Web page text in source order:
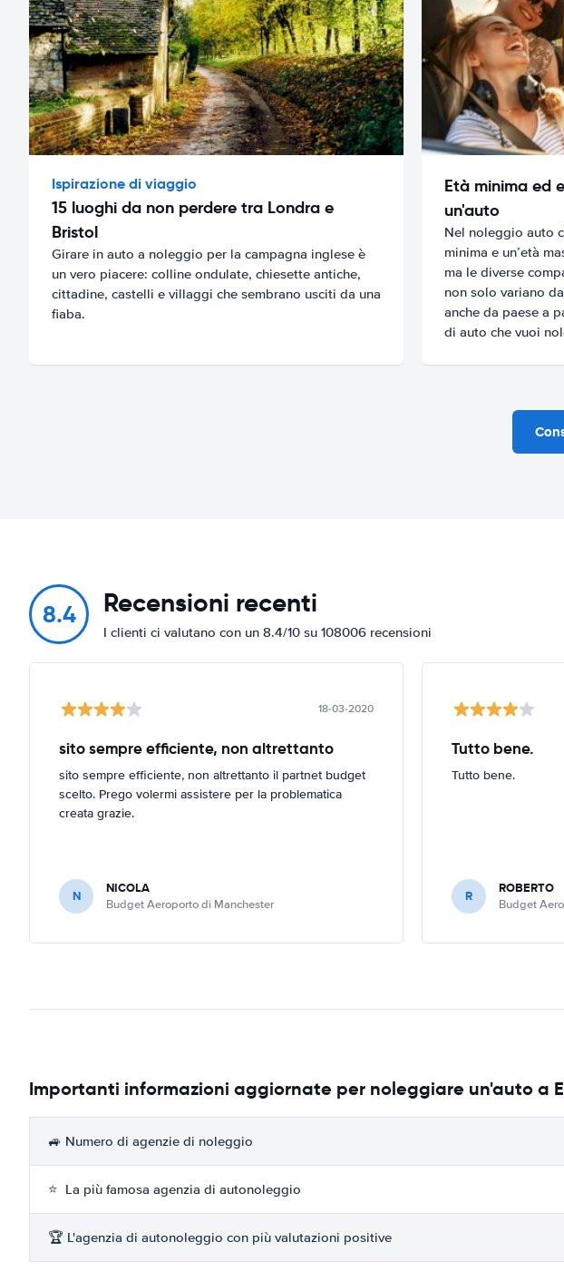
Ispirazione di viaggio
15 luoghi da non perdere tra Londra e
Bristol
Girare in auto a noleggio per la campagna inglese è
un vero piacere: colline ondulate, chiesette antiche,
cittadine, castelli e villaggi che sembrano usciti da una
fiaba.
Età minima ed
un'auto
Nel noleggio auto
minima e un’età
ma le diverse
non solo variano
anche da paese a
di auto che vuoi
8.4 Recensioni recenti
I clienti ci valutano con un 8.4/10 su 108006 recensioni
18-03-2020
sito sempre efficiente, non altrettanto
sito sempre efficiente, non altrettanto il partnet budget
scelto. Prego volermi assistere per la problematica
creata grazie.
N NICOLA
Budget Aeroporto di Manchester
Tutto bene.
Tutto bene.
R ROBERTO
Budget
Importanti informazioni aggiornate per noleggiare un'auto a
🚙 Numero di agenzie di noleggio
⭐ La più famosa agenzia di autonoleggio
🏆 L'agenzia di autonoleggio con più valutazioni positive